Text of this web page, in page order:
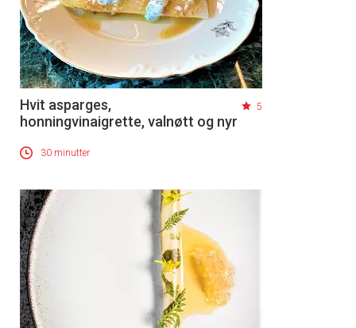
Hvit asparges,
honningvinaigrette, valnøtt og nyr
5
30 minutter